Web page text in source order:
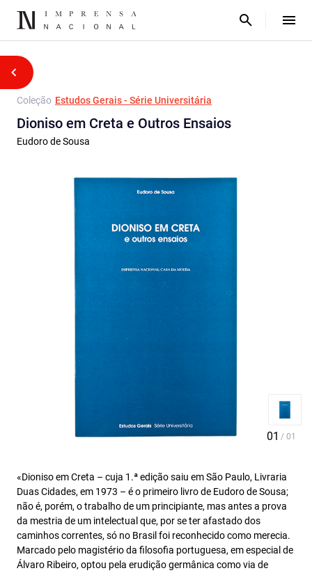
Coleção Estudos Gerais - Série Universitária
Dioniso em Creta e Outros Ensaios
Eudoro de Sousa
«Dioniso em Creta – cuja 1.ª edição saiu em São Paulo, Livraria
Duas Cidades, em 1973 – é o primeiro livro de Eudoro de Sousa;
não é, porém, o trabalho de um principiante, mas antes a prova
da mestria de um intelectual que, por se ter afastado dos
caminhos correntes, só no Brasil foi reconhecido como merecia.
Marcado pelo magistério da filosofia portuguesa, em especial de
Álvaro Ribeiro, optou pela erudição germânica como via de